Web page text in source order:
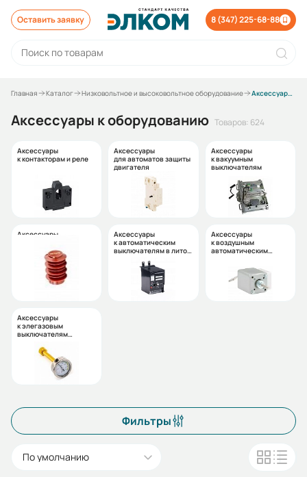
Оставить заявку 8 (347) 225-68-88
Главная Каталог Низковольтное и высоковольтное оборудование Аксессуары к оборудованию
Аксессуары к оборудованию Товаров: 624
Аксессуары
к контакторам и реле
Аксессуары
для автоматов защиты
двигателя
Аксессуары
к вакуумным
выключателям
Аксессуары
Аксессуары
к автоматическим
выключателям в литом
Аксессуары
к воздушным
автоматическим
Аксессуары
к элегазовым
выключателям
Фильтры
По умолчанию